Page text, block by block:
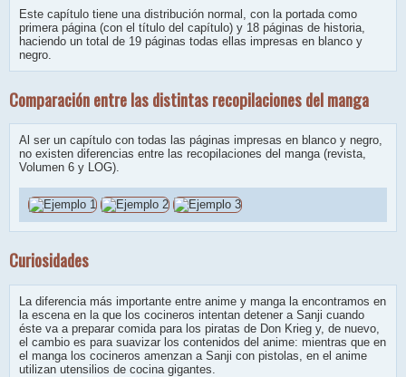
Este capítulo tiene una distribución normal, con la portada como
primera página (con el título del capítulo) y 18 páginas de historia,
haciendo un total de 19 páginas todas ellas impresas en blanco y
negro.
Comparación entre las distintas recopilaciones del manga
Al ser un capítulo con todas las páginas impresas en blanco y negro,
no existen diferencias entre las recopilaciones del manga (revista,
Volumen 6 y LOG).
Curiosidades
La diferencia más importante entre anime y manga la encontramos en
la escena en la que los cocineros intentan detener a Sanji cuando
éste va a preparar comida para los piratas de Don Krieg y, de nuevo,
el cambio es para suavizar los contenidos del anime: mientras que en
el manga los cocineros amenzan a Sanji con pistolas, en el anime
utilizan utensilios de cocina gigantes.